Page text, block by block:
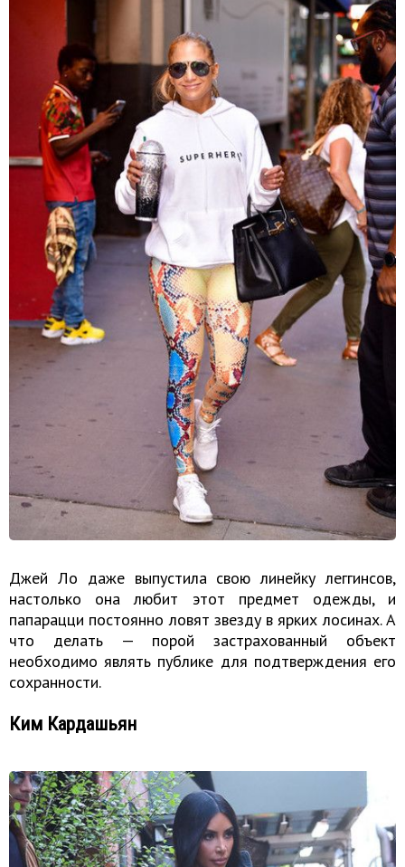
Джей Ло даже выпустила свою линейку леггинсов,
настолько она любит этот предмет одежды, и
папарацци постоянно ловят звезду в ярких лосинах. А
что делать — порой застрахованный объект
необходимо являть публике для подтверждения его
сохранности.
Ким Кардашьян